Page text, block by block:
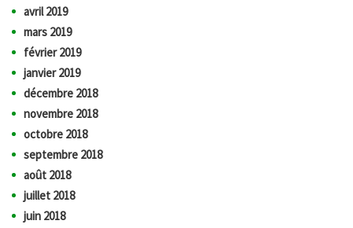
avril 2019
mars 2019
février 2019
janvier 2019
décembre 2018
novembre 2018
octobre 2018
septembre 2018
août 2018
juillet 2018
juin 2018